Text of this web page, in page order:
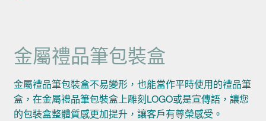
金屬禮品筆包裝盒
金屬禮品筆包裝盒不易變形，也能當作平時使用的禮品筆
盒，在金屬禮品筆包裝盒上雕刻LOGO或是宣傳語，讓您
的包裝盒整體質感更加提升，讓客戶有尊榮感受。